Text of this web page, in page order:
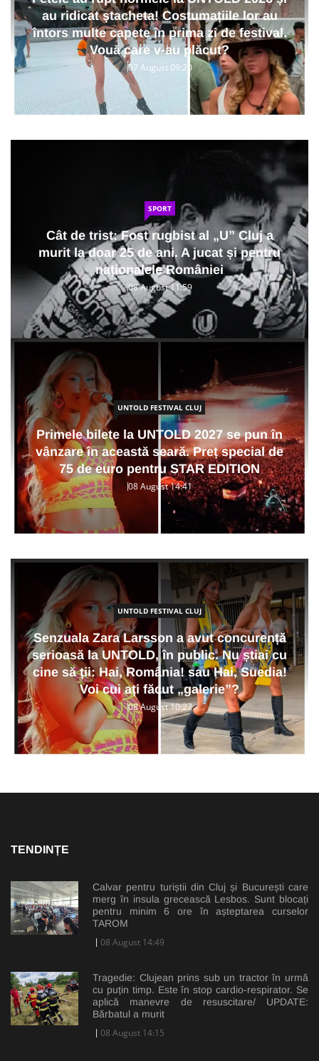
au ridicat ștacheta! Costumațiile lor au
întors multe capete în prima zi de festival.
Vouă care v-au plăcut?
07 August 09:20
SPORT
Cât de trist: Fost rugbist al „U” Cluj a
murit la doar 25 de ani. A jucat și pentru
naționalele României
08 August 11:59
UNTOLD FESTIVAL CLUJ
Primele bilete la UNTOLD 2027 se pun în
vânzare în această seară. Preț special de
75 de euro pentru STAR EDITION
08 August 14:41
UNTOLD FESTIVAL CLUJ
Senzuala Zara Larsson a avut concurență
serioasă la UNTOLD, în public. Nu știai cu
cine să ții: Hai, România! sau Hai, Suedia!
Voi cui ați făcut „galerie”?
08 August 10:27
TENDINȚE
Calvar pentru turiștii din Cluj și București care
merg în insula grecească Lesbos. Sunt blocați
pentru minim 6 ore în așteptarea curselor
TAROM
08 August 14:49
Tragedie: Clujean prins sub un tractor în urmă
cu puțin timp. Este în stop cardio-respirator. Se
aplică manevre de resuscitare/ UPDATE:
Bărbatul a murit
08 August 14:15